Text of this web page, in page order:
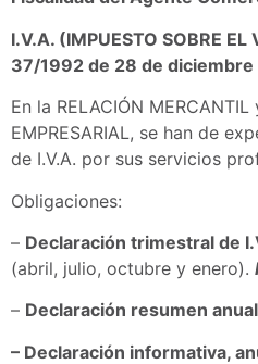
I.V.A. (IMPUESTO SOBRE
37/1992 de 28 de diciembre
En la RELACIÓN MERCANTIL
EMPRESARIAL, se han de
de I.V.A. por sus servicios
Obligaciones:
– Declaración trimestral de
(abril, julio, octubre y enero).
– Declaración resumen anual
– Declaración informativa,